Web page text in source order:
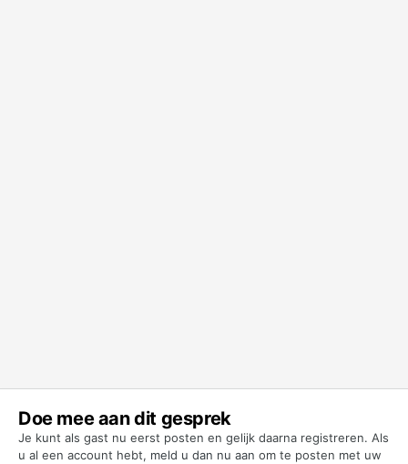
Doe mee aan dit gesprek
Je kunt als gast nu eerst posten en gelijk daarna registreren. Als
u al een account hebt, meld u dan nu aan om te posten met uw